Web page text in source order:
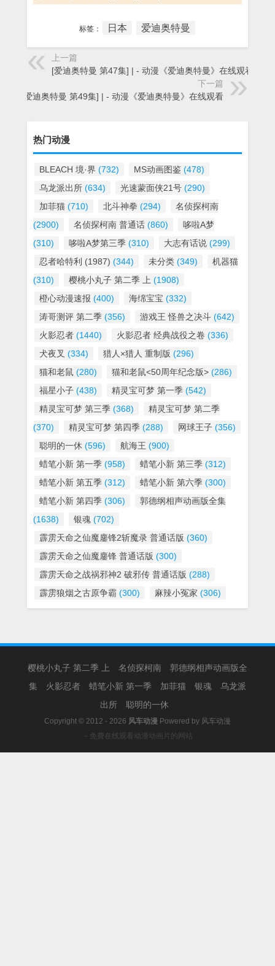
标签： 日本 爱迪奥特曼
上一篇
[爱迪奥特曼 第47集] | - 动漫《爱迪奥特曼》在线观看
下一篇
[爱迪奥特曼 第49集] | - 动漫《爱迪奥特曼》在线观看
热门动漫
BLEACH 境·界 (732) MS动画图鉴 (478)
乌龙派出所 (634) 光速蒙面侠21号 (290)
加菲猫 (710) 北斗神拳 (294)
名侦探柯南
(2900)
名侦探柯南 普通话 (860)
哆啦A梦
(310)
哆啦A梦第三季 (310) 大志有话说 (299)
忍者哈特利 (1987) (344) 未分类 (349)
机器猫
(310)
樱桃小丸子 第二季 上 (1908)
橙心动漫速报 (400) 海绵宝宝 (332)
涛哥测评 第二季 (356) 游戏王 怪兽之决斗 (642)
火影忍者 (1440) 火影忍者 经典战役之卷 (336)
犬夜叉 (334) 猎人×猎人 重制版 (296)
猫和老鼠 (280) 猫和老鼠<50周年纪念版> (286)
福星小子 (438) 精灵宝可梦 第一季 (542)
精灵宝可梦 第三季 (368)
精灵宝可梦 第二季
(370)
精灵宝可梦 第四季 (288) 网球王子 (356)
聪明的一休 (596) 航海王 (900)
蜡笔小新 第一季 (958) 蜡笔小新 第三季 (312)
蜡笔小新 第五季 (312) 蜡笔小新 第六季 (300)
蜡笔小新 第四季 (306)
郭德纲相声动画版全集
(1638)
银魂 (702)
霹雳天命之仙魔鏖锋2斩魔录 普通话版 (360)
霹雳天命之仙魔鏖锋 普通话版 (300)
霹雳天命之战祸邪神2 破邪传 普通话版 (288)
霹雳狼烟之古原争霸 (300) 麻辣小冤家 (306)
樱桃小丸子 第二季 上 名侦探柯南
郭德纲相声动画版全
集
火影忍者 蜡笔小新 第一季 加菲猫 银魂
乌龙派
出所
聪明的一休
Copyright © 2012 - 2026 风车动漫 Powered by 风车动漫
－免费在线观看动漫动画片的网站